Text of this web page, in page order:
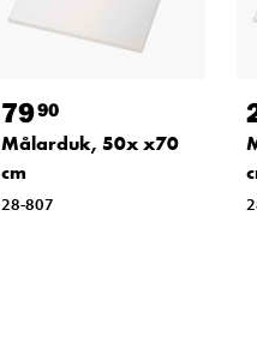
7990
Målarduk, 50x x70
cm
28-807